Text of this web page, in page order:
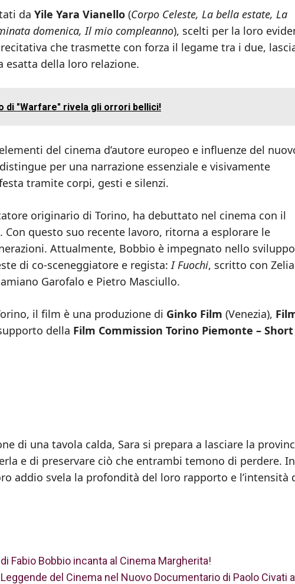
da Yile Yara Vianello (Corpo Celeste, La bella estate, La
domenica, Il mio compleanno), scelti per la loro
che trasmette con forza il legame tra i due,
della loro relazione.
di "Warfare" rivela gli orrori bellici!
del cinema d’autore europeo e influenze del
per una narrazione essenziale e visivamente
tramite corpi, gesti e silenzi.
originario di Torino, ha debuttato nel cinema con il
Con questo suo recente lavoro, ritorna a esplorare le
Attualmente, Bobbio è impegnato nello
di co-sceneggiatore e regista: I Fuochi, scritto con Zelia
Garofalo e Pietro Masciullo.
il film è una produzione di Ginko Film (Venezia),
della Film Commission Torino Piemonte – Short
di una tavola calda, Sara si prepara a lasciare la
e di preservare ciò che entrambi temono di perdere.
addio svela la profondità del loro rapporto e l’intensità
Fabio Bobbio incanta al Cinema Margherita!
del Cinema nel Nuovo Documentario di Paolo Civati a